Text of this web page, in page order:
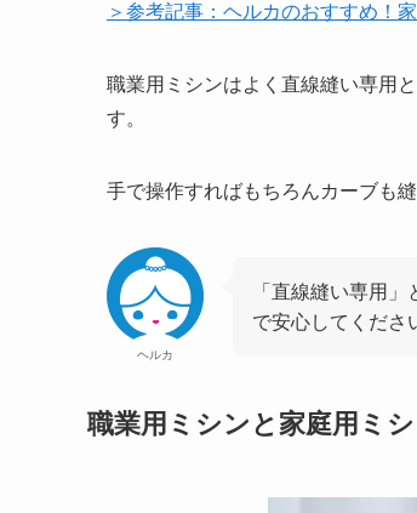
＞参考記事：ヘルカのおすすめ！
職業用ミシンはよく直線縫い専用
す。
手で操作すればもちろんカーブも
ヘルカ
「直線縫い専用
で安心してくださ
職業用ミシンと家庭用ミ